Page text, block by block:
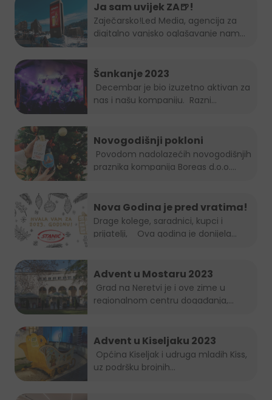
Ja sam uvijek ZA🍺!
Zaječarsko!Led Media, agencija za
digitalno vanjsko oglašavanje nam
Šankanje 2023
nas i našu kompaniju. Razni...
Novogodišnji pokloni
praznika kompanija Boreas d.o.o....
Nova Godina je pred vratima!
Drage kolege, saradnici, kupci i
prijatelji, Ova godina je donijela...
Advent u Mostaru 2023
regionalnom centru događanja,...
Advent u Kiseljaku 2023
uz podršku brojnih...